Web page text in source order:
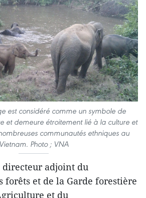
est considéré comme un symbole de
et demeure étroitement lié à la culture et
communautés ethniques au
Vietnam. Photo ; VNA
directeur adjoint du
forêts et de la Garde forestière
et du